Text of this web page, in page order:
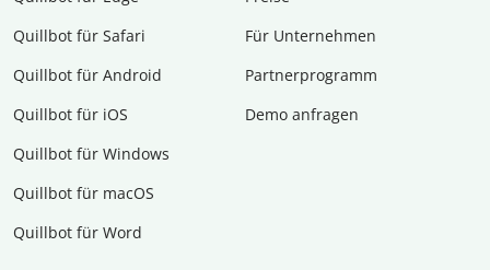
Quillbot für Safari
Quillbot für Android
Quillbot für iOS
Quillbot für Windows
Quillbot für macOS
Quillbot für Word
Für Unternehmen
Partnerprogramm
Demo anfragen